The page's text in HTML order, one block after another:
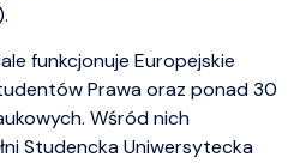
funkcjonuje Europejskie
Prawa oraz ponad 30
Wśród nich
Studencka Uniwersytecka